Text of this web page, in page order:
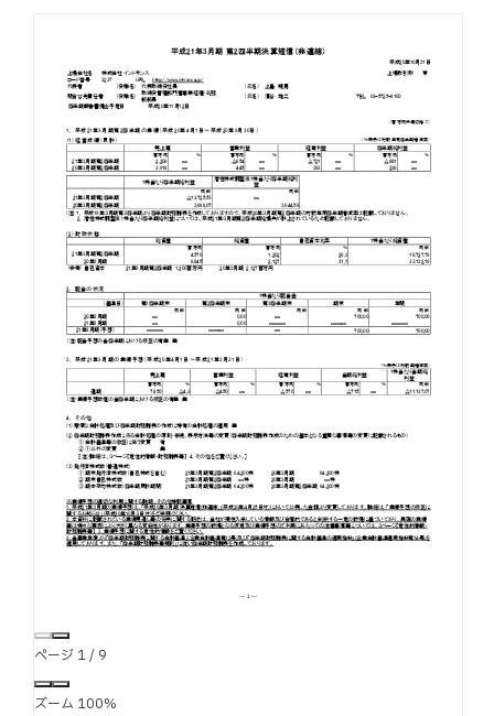
サステナビリティ
お知らせ
お役立ちコラム
採用情報
お問い合わせ
免責事項サイトマップ勧誘方針IRポリシー
ページ 1/ 9
ズーム 100%